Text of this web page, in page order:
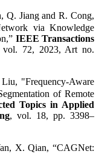
Q. Jiang and R. Cong,
via Knowledge
IEEE Transactions
vol. 72, 2023, Art no.
"Frequency-Aware
of Remote
Topics in Applied
, vol. 18, pp. 3398–
X. Qian, “CAGNet: